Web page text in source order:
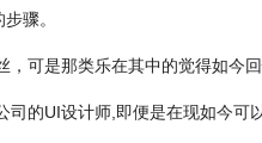
骤。
，可是那类乐在其中的觉得如今
司的UI设计师,即便是在现如今可